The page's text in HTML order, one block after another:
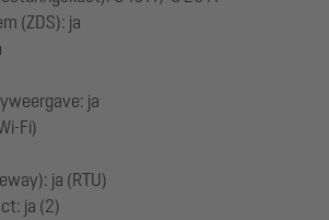
(ZDS): ja
ja
Fi)
ja (RTU)
ja (2)